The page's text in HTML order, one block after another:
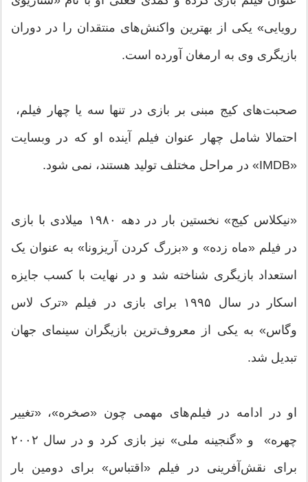
رویایی» یکی از بهترین واکنش‌های منتقدان را در دوران
بازیگری وی به ارمغان آورده است.
صحبت‌های کیج مبنی بر بازی در تنها سه یا چهار فیلم،
احتمالا شامل چهار عنوان فیلم آینده او که در وبسایت
«IMDB» در مراحل مختلف تولید هستند، نمی شود.
«نیکلاس کیج» نخستین بار در دهه ۱۹۸۰ میلادی با بازی
در فیلم «ماه زده» و «بزرگ کردن آریزونا» به عنوان یک
استعداد بازیگری شناخته شد و در نهایت با کسب جایزه
اسکار در سال ۱۹۹۵ برای بازی در فیلم «ترک لاس
وگاس» به یکی از معروف‌ترین بازیگران سینمای جهان
تبدیل شد.
او در ادامه در فیلم‌های مهمی چون «صخره»، «تغییر
چهره» و «گنجینه ملی» نیز بازی کرد و در سال ۲۰۰۲
برای نقش‌آفرینی در فیلم «اقتباس» برای دومین بار